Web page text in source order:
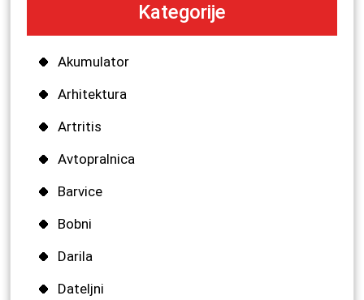
Kategorije
Akumulator
Arhitektura
Artritis
Avtopralnica
Barvice
Bobni
Darila
Dateljni